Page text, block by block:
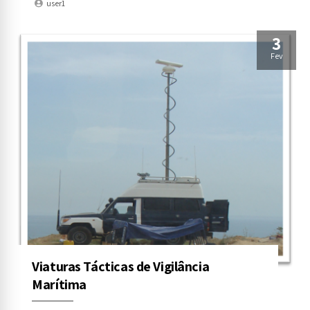
user1
salas estratégicas de controlo e comando.
3
Fev
Viaturas Tácticas de Vigilância
Marítima